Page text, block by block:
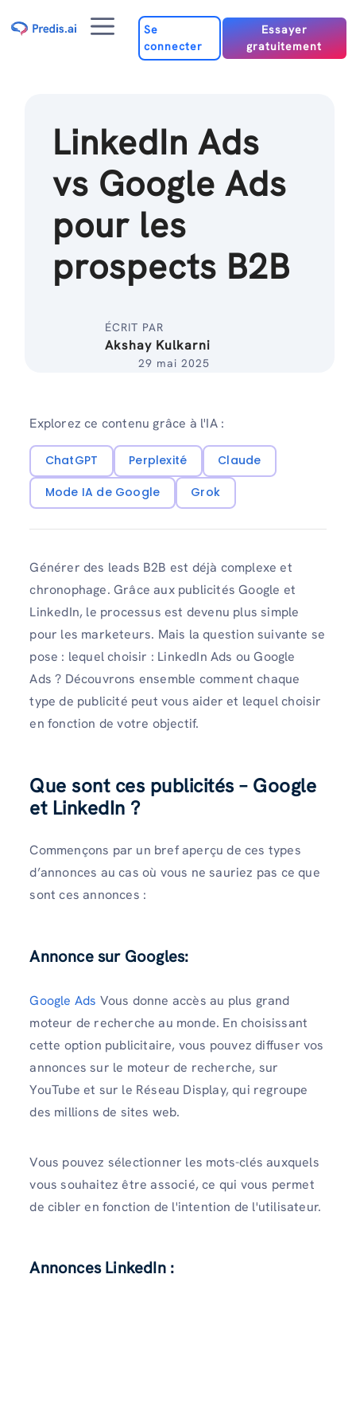
au
Menu
Se
connecter
Essayer
gratuitement
LinkedIn Ads
vs Google Ads
pour les
prospects B2B
ÉCRIT PAR
Akshay Kulkarni
29 mai 2025
Explorez ce contenu grâce à l'IA :
ChatGPT Perplexité
Claude
Mode IA de Google
Grok
Générer des leads B2B est déjà complexe et
chronophage. Grâce aux publicités Google et
LinkedIn, le processus est devenu plus simple
pour les marketeurs. Mais la question suivante se
pose : lequel choisir : LinkedIn Ads ou Google
Ads ? Découvrons ensemble comment chaque
type de publicité peut vous aider et lequel choisir
en fonction de votre objectif.
Que sont ces publicités – Google
et LinkedIn ?
Commençons par un bref aperçu de ces types
d’annonces au cas où vous ne sauriez pas ce que
sont ces annonces :
Annonce sur Googles:
Google Ads Vous donne accès au plus grand
moteur de recherche au monde. En choisissant
cette option publicitaire, vous pouvez diffuser vos
annonces sur le moteur de recherche, sur
YouTube et sur le Réseau Display, qui regroupe
des millions de sites web.
Vous pouvez sélectionner les mots-clés auxquels
vous souhaitez être associé, ce qui vous permet
de cibler en fonction de l'intention de l'utilisateur.
Annonces LinkedIn :